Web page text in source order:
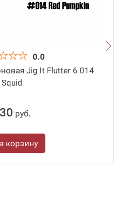
0.0
Jig It Flutter 6 014
Squid
руб.
в корзину